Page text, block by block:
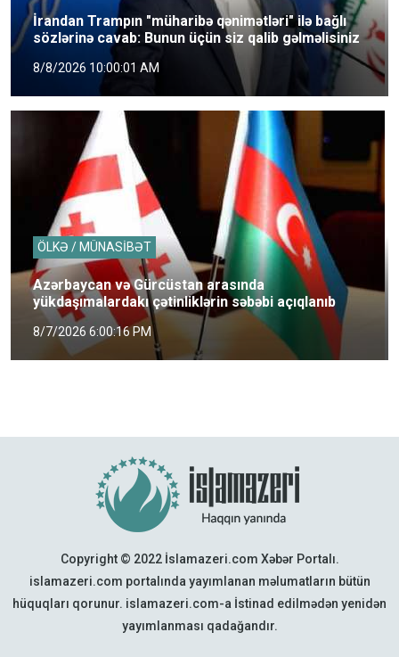
İrandan Trampın "müharibə qənimətləri" ilə bağlı
sözlərinə cavab: Bunun üçün siz qalib gəlməlisiniz
8/8/2026 10:00:01 AM
ÖLKƏ / MÜNASİBƏT
Azərbaycan və Gürcüstan arasında
yükdaşımalardakı çətinliklərin səbəbi açıqlanıb
8/7/2026 6:00:16 PM
Copyright © 2022 İslamazeri.com Xəbər Portalı.
islamazeri.com portalında yayımlanan məlumatların bütün
hüquqları qorunur. islamazeri.com-a İstinad edilmədən yenidən
yayımlanması qadağandır.